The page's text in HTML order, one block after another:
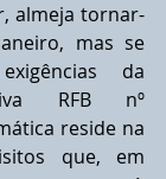
almeja tornar-
mas se
da
RFB nº
reside na
que, em